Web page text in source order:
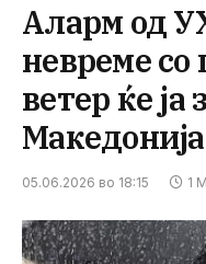
Аларм од
невреме со
ветер ќе ја
Македонија
05.06.2026 во 18:15 1